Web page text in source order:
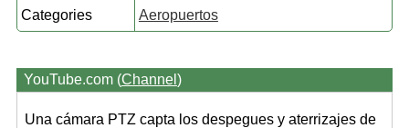
Categories Aeropuertos
YouTube.com (Channel )
Una cámara PTZ capta los despegues y aterrizajes de